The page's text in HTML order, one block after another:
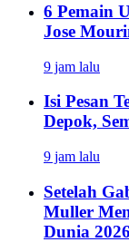
6 Pemain
Jose
9 jam lalu
Isi Pesan
Depok,
9 jam lalu
Setelah
Muller
Dunia 2026